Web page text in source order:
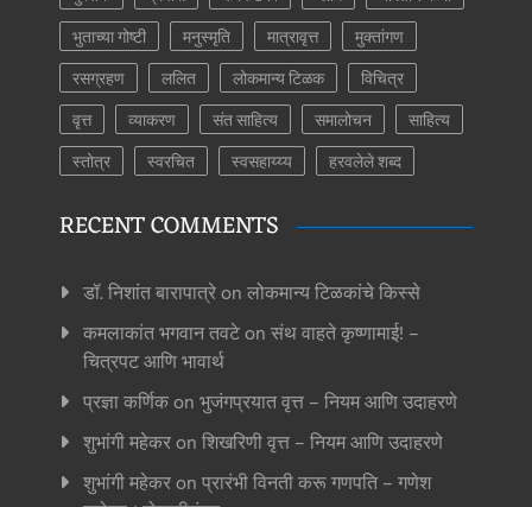
भुताच्या गोष्टी
मनुस्मृति मात्रावृत्त
मुक्तांगण
रसग्रहण
ललित लोकमान्य टिळक
विचित्र
वृत्त
व्याकरण संत साहित्य समालोचन
साहित्य
स्तोत्र
स्वरचित स्वसहाय्य्य हरवलेले शब्द
RECENT COMMENTS
डॉ. निशांत बारापात्रेon लोकमान्य टिळकांचे किस्से
कमलाकांत भगवान तवटेon संथ वाहते कृष्णामाई! –
चित्रपट आणि भावार्थ
प्रज्ञा कर्णिकon भुजंगप्रयात वृत्त – नियम आणि उदाहरणे
शुभांगी महेकरon शिखरिणी वृत्त – नियम आणि उदाहरणे
शुभांगी महेकरon प्रारंभी विनती करू गणपति – गणेश